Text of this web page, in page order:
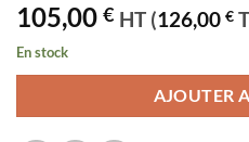
105,00 € HT (126,00 €
En stock
AJOUTER